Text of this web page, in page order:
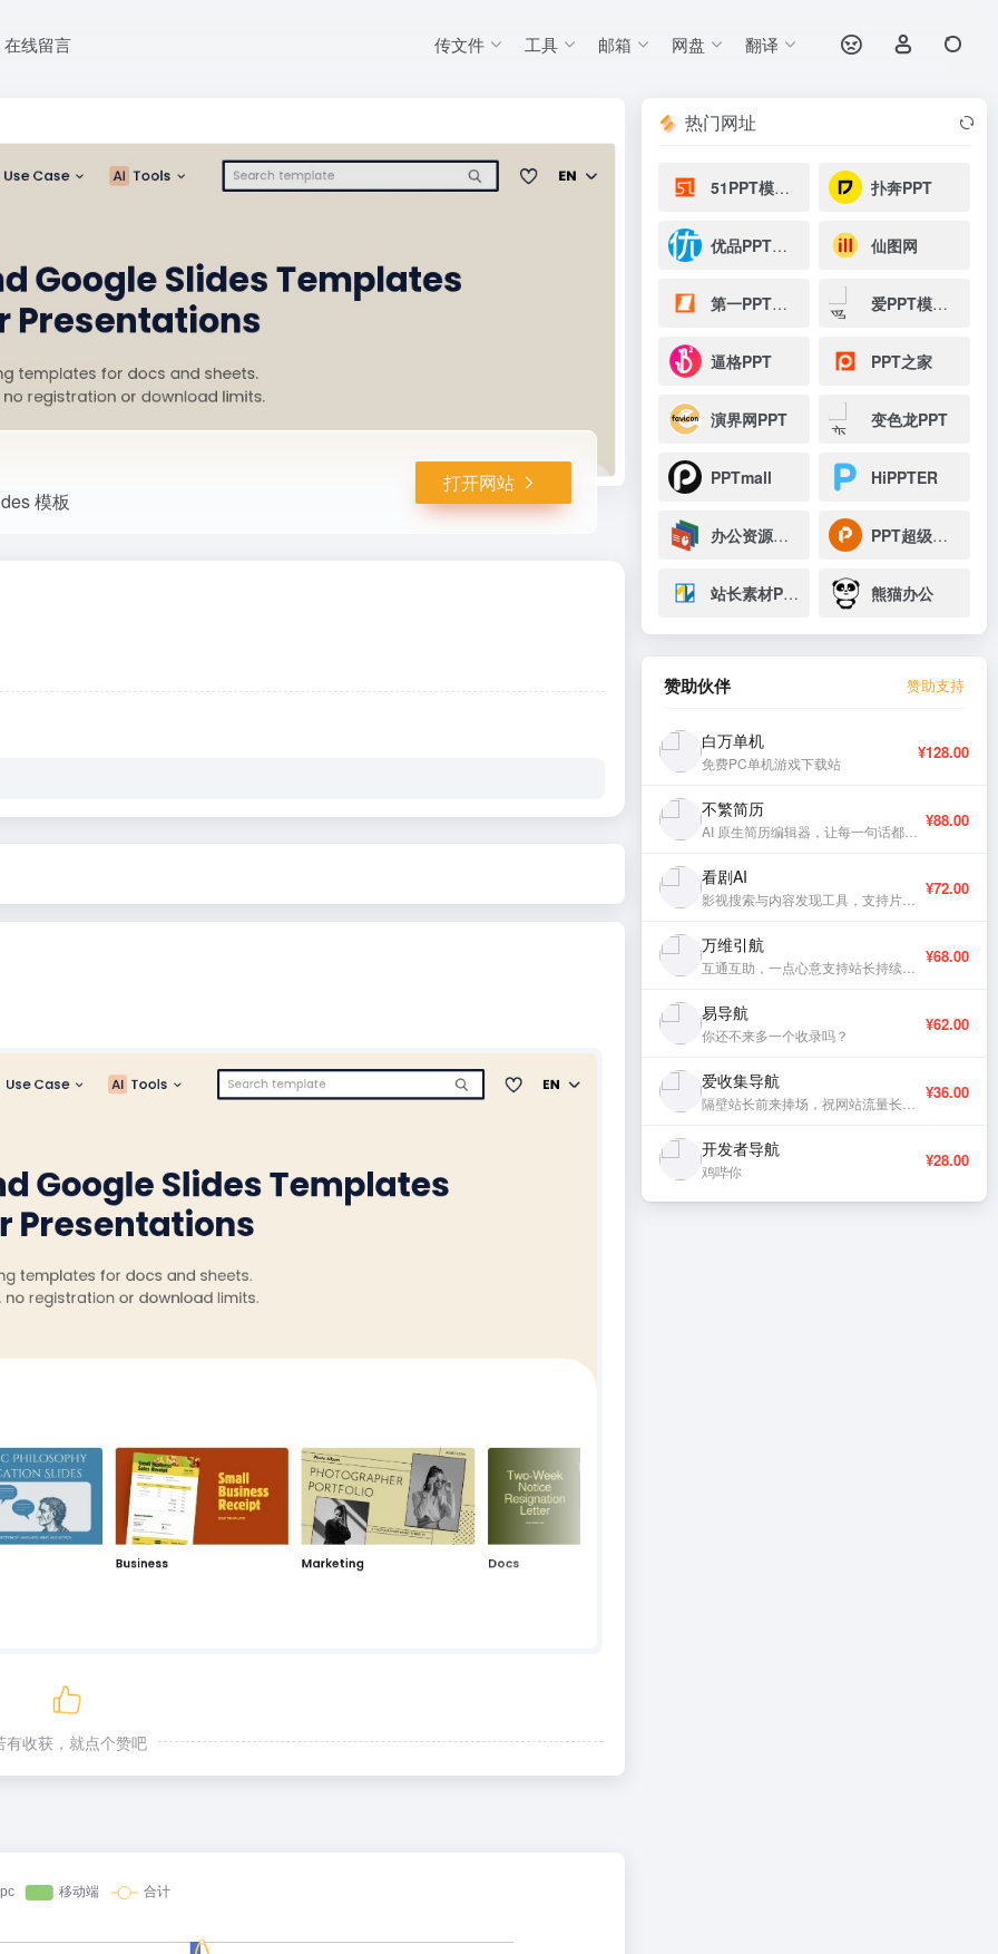
在线留言 传文件 工具 邮箱 网盘 翻译
模板
打开网站
有收获，就点个赞吧
热门网址
51PPT模板网 扑奔PPT
优品PPT模板网 仙图网
第一PPT模板网 爱PPT模板网
逼格PPT PPT之家
演界网PPT 变色龙PPT
PPTmall HiPPTER
办公资源网PPT PPT超级市场
站长素材PPT 熊猫办公
赞助伙伴 赞助支持
白万单机
免费PC单机游戏下载站
¥128.00
不繁简历 ¥88.00
看剧AI ¥72.00
万维引航 ¥68.00
易导航
你还不来多一个收录吗？
¥62.00
爱收集导航 ¥36.00
开发者导航
鸡哔你
¥28.00